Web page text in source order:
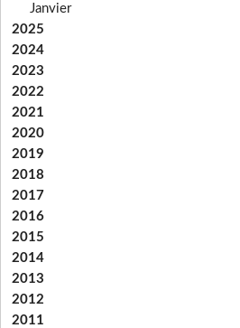
Janvier
2025
2024
2023
2022
2021
2020
2019
2018
2017
2016
2015
2014
2013
2012
2011